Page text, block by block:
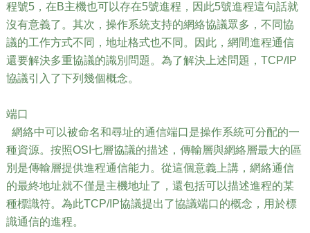
程號5，在B主機也可以存在5號進程，因此5號進程這句話就
沒有意義了。其次，操作系統支持的網絡協議眾多，不同協
議的工作方式不同，地址格式也不同。因此，網間進程通信
還要解決多重協議的識別問題。為了解決上述問題，TCP/IP
協議引入了下列幾個概念。
端口
網絡中可以被命名和尋址的通信端口是操作系統可分配的一
種資源。按照OSI七層協議的描述，傳輸層與網絡層最大的區
別是傳輸層提供進程通信能力。從這個意義上講，網絡通信
的最終地址就不僅是主機地址了，還包括可以描述進程的某
種標識符。為此TCP/IP協議提出了協議端口的概念，用於標
識通信的進程。